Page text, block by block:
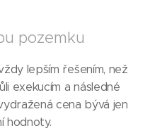
pozemku
lepším řešením, než
exekucím a následné
cena bývá jen
hodnoty.